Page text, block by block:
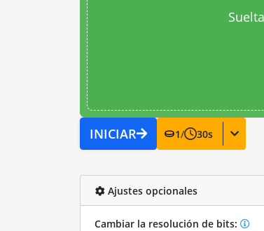
INICIAR 1/ 30s
Ajustes opcionales
Cambiar la resolución de bits: